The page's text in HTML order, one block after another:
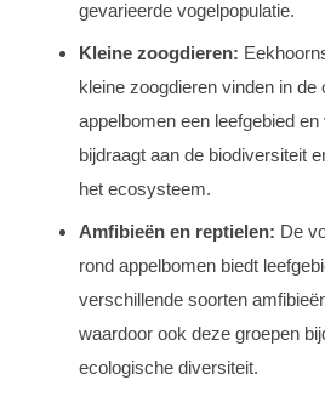
gevarieerde vogelpopulatie.
Kleine zoogdieren:
kleine zoogdieren vinden in de
appelbomen een leefgebied
bijdraagt aan de biodiversiteit
het ecosysteem.
Amfibieën en reptielen: De
rond appelbomen biedt
verschillende soorten
waardoor ook deze groepen
ecologische diversiteit.